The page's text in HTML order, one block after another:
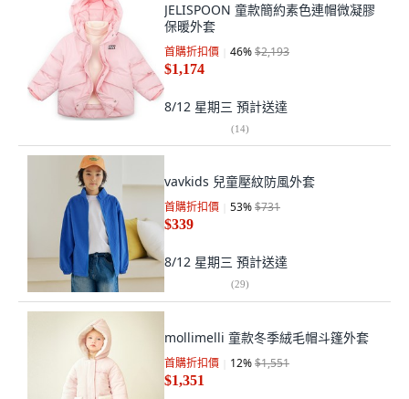
JELISPOON 童款簡約素色連帽微凝膠
保暖外套
首購折扣價 46%$2,193
$1,174
8/12 星期三 預計送達
(14)
vavkids 兒童壓紋防風外套
首購折扣價 53%$731
$339
8/12 星期三 預計送達
(29)
mollimelli 童款冬季絨毛帽斗篷外套
首購折扣價 12%$1,551
$1,351